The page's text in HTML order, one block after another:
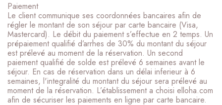
Paiement
Le client communique ses coordonnées bancaires afin de
régler le montant de son séjour par carte bancaire (Visa,
Mastercard). Le débit du paiement s’effectue en 2 temps. Un
prépaiement qualifié d’arrhes de 30% du montant du séjour
est prélevé au moment de la réservation. Un second
paiement qualifié de solde est prélevé 6 semaines avant le
séjour. En cas de réservation dans un délai inferieur à 6
semaines, l'integralité du montant du séjour sera prélevé au
moment de la réservation. L’établissement a choisi elloha.com
afin de sécuriser les paiements en ligne par carte bancaire.